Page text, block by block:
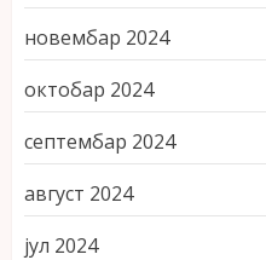
новембар 2024
октобар 2024
септембар 2024
август 2024
јул 2024